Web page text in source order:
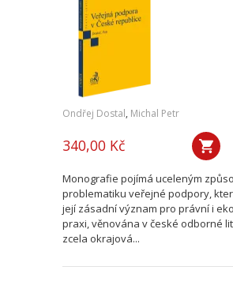
Ondřej Dostal, Michal Petr
340,00 Kč
Monografie pojímá uceleným
problematiku veřejné podpory,
její zásadní význam pro právní i
praxi, věnována v české odborné
zcela okrajová...